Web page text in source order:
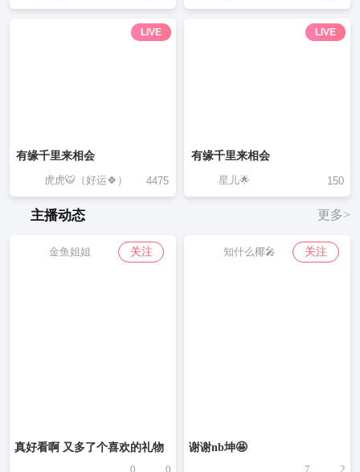
LIVE
有缘千里来相会
虎虎🐯（好运🍀） 4475
LIVE
有缘千里来相会
星儿🌟 150
主播动态 更多>
金鱼姐姐 关注
真好看啊 又多了个喜欢的礼物
0 0
知什么椰🎤 关注
谢谢nb坤🤩
7 2